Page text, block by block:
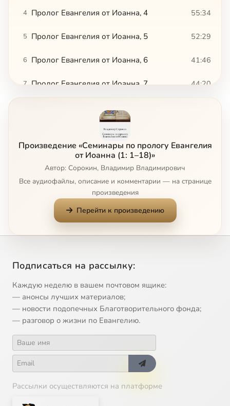
4 Пролог Евангелия от Иоанна, 4 55:34
5 Пролог Евангелия от Иоанна, 5 52:29
6 Пролог Евангелия от Иоанна, 6 41:46
7 Пролог Евангелия от Иоанна, 7 44:20
Пролог Евангелия от Иоанна, 9
Пролог Евангелия от Иоанна, 10
11 Пролог Евангелия от Иоанна, 11 45:03
Пролог Евангелия от Иоанна, 12
Пролог Евангелия от Иоанна, 13
15 Пролог Евангелия от Иоанна, 15
16 Пролог Евангелия от Иоанна, 16
17 Пролог Евангелия от Иоанна, 17
18 Пролог Евангелия от Иоанна, 18
19 Пролог Евангелия от Иоанна, 19
Произведение «Семинары по прологу Евангелия
от Иоанна (1: 1–18)»
Автор: Сорокин, Владимир Владимирович
Все аудиофайлы, описание и комментарии — на странице
произведения
Перейти к произведению
Подписаться на рассылку:
Каждую неделю в вашем почтовом ящике:
— анонсы лучших материалов;
— новости подопечных Благотворительного фонда;
— разговор о жизни по Евангелию.
Рассылки осуществляются на платформе